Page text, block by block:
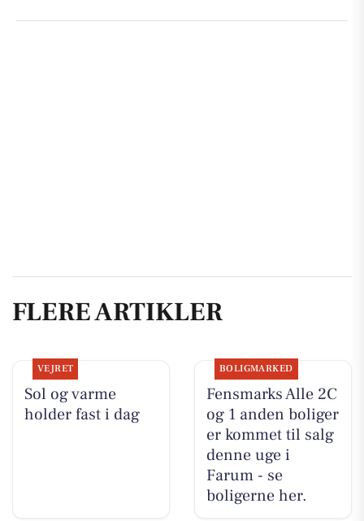
FLERE ARTIKLER
VEJRET
Sol og varme
holder fast i dag
BOLIGMARKED
Fensmarks Alle 2C
og 1 anden boliger
er kommet til salg
denne uge i
Farum - se
boligerne her.